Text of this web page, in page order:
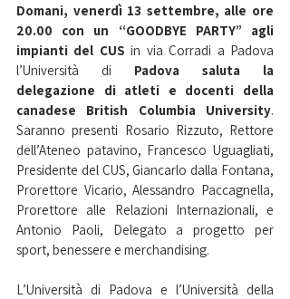
Domani, venerdì 13 settembre, alle ore
20.00 con un “GOODBYE PARTY” agli
impianti del CUS in via Corradi a Padova
l’Università di Padova saluta la
delegazione di atleti e docenti della
canadese British Columbia University.
Saranno presenti Rosario Rizzuto, Rettore
dell’Ateneo patavino, Francesco Uguagliati,
Presidente del CUS, Giancarlo dalla Fontana,
Prorettore Vicario, Alessandro Paccagnella,
Prorettore alle Relazioni Internazionali, e
Antonio Paoli, Delegato a progetto per
sport, benessere e merchandising.
L’Università di Padova e l’Università della